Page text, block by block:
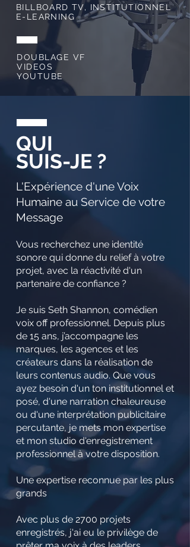
BILLBOARD TV, INSTITUTIONNEL
E-LEARNING
DOUBLAGE VF
VIDEOS
YOUTUBE
QUI
SUIS-JE ?
L'Expérience d'une Voix
Humaine au Service de votre
Message
Vous recherchez une identité
sonore qui donne du relief à votre
projet, avec la réactivité d'un
partenaire de confiance ?
Je suis Seth Shannon, comédien
voix off professionnel. Depuis plus
de 15 ans, j’accompagne les
marques, les agences et les
créateurs dans la réalisation de
leurs contenus audio. Que vous
ayez besoin d'un ton institutionnel et
posé, d'une narration chaleureuse
ou d'une interprétation publicitaire
percutante, je mets mon expertise
et mon studio d'enregistrement
professionnel à votre disposition.
Une expertise reconnue par les plus
grands
Avec plus de 2700 projets
enregistrés, j'ai eu le privilège de